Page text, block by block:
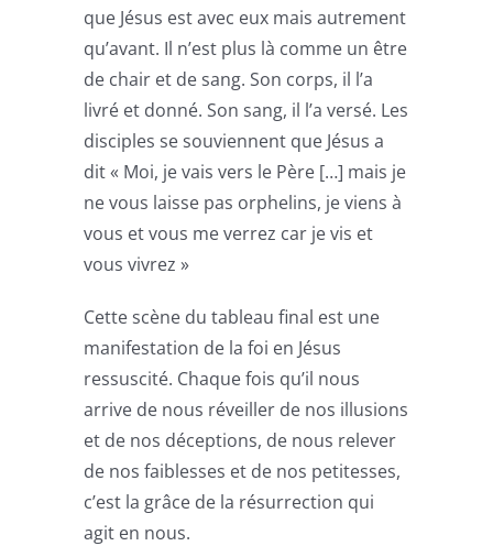
que Jésus est avec eux mais autrement
qu’avant. Il n’est plus là comme un être
de chair et de sang. Son corps, il l’a
livré et donné. Son sang, il l’a versé. Les
disciples se souviennent que Jésus a
dit « Moi, je vais vers le Père […] mais je
ne vous laisse pas orphelins, je viens à
vous et vous me verrez car je vis et
vous vivrez »
Cette scène du tableau final est une
manifestation de la foi en Jésus
ressuscité. Chaque fois qu’il nous
arrive de nous réveiller de nos illusions
et de nos déceptions, de nous relever
de nos faiblesses et de nos petitesses,
c’est la grâce de la résurrection qui
agit en nous.